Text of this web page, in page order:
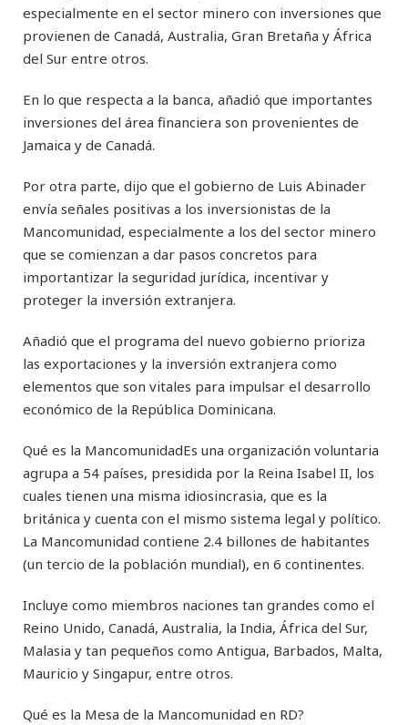
especialmente en el sector minero con inversiones que
provienen de Canadá, Australia, Gran Bretaña y África
del Sur entre otros.
En lo que respecta a la banca, añadió que importantes
inversiones del área financiera son provenientes de
Jamaica y de Canadá.
Por otra parte, dijo que el gobierno de Luis Abinader
envía señales positivas a los inversionistas de la
Mancomunidad, especialmente a los del sector minero
que se comienzan a dar pasos concretos para
importantizar la seguridad jurídica, incentivar y
proteger la inversión extranjera.
Añadió que el programa del nuevo gobierno prioriza
las exportaciones y la inversión extranjera como
elementos que son vitales para impulsar el desarrollo
económico de la República Dominicana.
Qué es la MancomunidadEs una organización voluntaria
agrupa a 54 países, presidida por la Reina Isabel II, los
cuales tienen una misma idiosincrasia, que es la
británica y cuenta con el mismo sistema legal y político.
La Mancomunidad contiene 2.4 billones de habitantes
(un tercio de la población mundial), en 6 continentes.
Incluye como miembros naciones tan grandes como el
Reino Unido, Canadá, Australia, la India, África del Sur,
Malasia y tan pequeños como Antigua, Barbados, Malta,
Mauricio y Singapur, entre otros.
Qué es la Mesa de la Mancomunidad en RD?